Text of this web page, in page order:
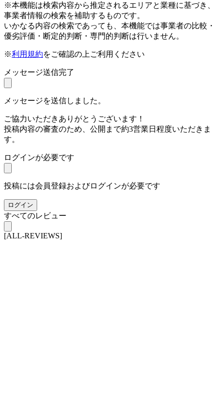
※本機能は検索内容から推定されるエリアと業種に基づき、
事業者情報の検索を補助するものです。
いかなる内容の検索であっても、本機能では事業者の比較・
優劣評価・断定的判断・専門的判断は行いません。
※利用規約をご確認の上ご利用ください
メッセージ送信完了
メッセージを送信しました。
ご協力いただきありがとうございます！
投稿内容の審査のため、公開まで約3営業日程度いただきま
す。
ログインが必要です
投稿には会員登録およびログインが必要です
ログイン
すべてのレビュー
[ALL-REVIEWS]